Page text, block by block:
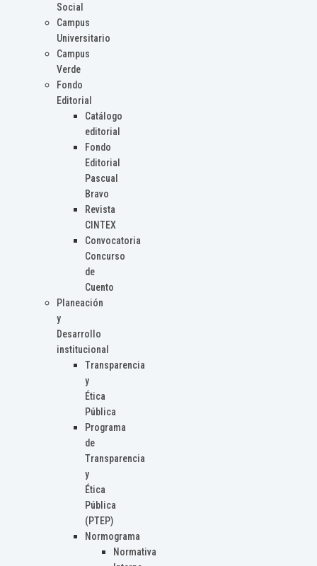
Social
Campus
Universitario
Campus
Verde
Fondo
Editorial
Catálogo
editorial
Fondo
Editorial
Pascual
Bravo
Revista
CINTEX
Convocatoria
Concurso
de
Cuento
Planeación
y
Desarrollo
institucional
Transparencia
y
Ética
Pública
Programa
de
Transparencia
y
Ética
Pública
(PTEP)
Normograma
Normativa